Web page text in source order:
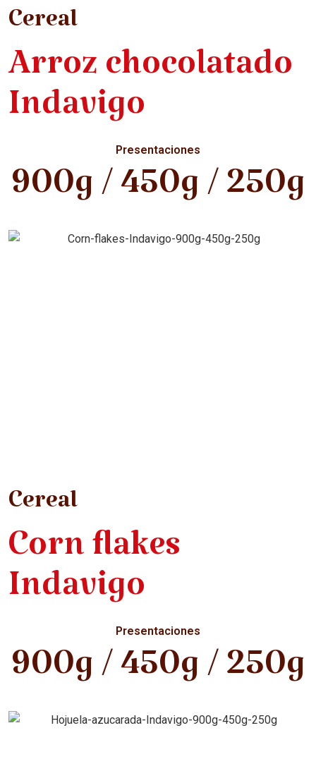
Cereal
Arroz chocolatado
Indavigo
Presentaciones
900g / 450g / 250g
Cereal
Corn flakes
Indavigo
Presentaciones
900g / 450g / 250g